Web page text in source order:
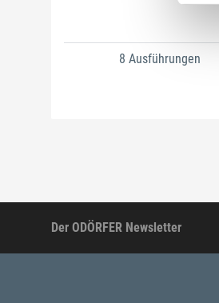
8 Ausführungen
Der ODÖRFER Newsletter